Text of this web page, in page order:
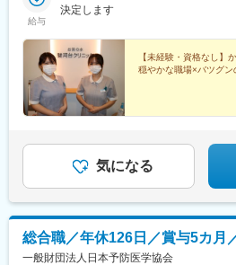
給与
決定します
【未経験・資格なし】
穏やかな職場×バツグ
気になる
総合職／年休126日／賞与5カ月
一般財団法人日本予防医学協会